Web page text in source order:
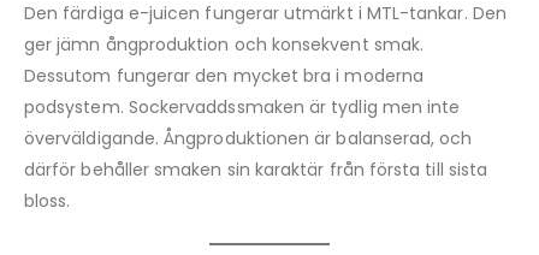
Den färdiga e-juicen fungerar utmärkt i MTL-tankar. Den
ger jämn ångproduktion och konsekvent smak.
Dessutom fungerar den mycket bra i moderna
podsystem. Sockervaddssmaken är tydlig men inte
överväldigande. Ångproduktionen är balanserad, och
därför behåller smaken sin karaktär från första till sista
bloss.